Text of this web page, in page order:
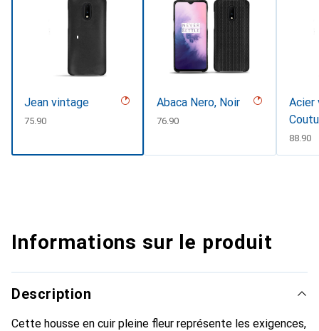
Jean vintage
CHF
75.90
Abaca Nero, Noir
CHF
76.90
Acier
CHF
88.90
Informations sur le produit
Description
Cette housse en cuir pleine fleur représente les exigences,